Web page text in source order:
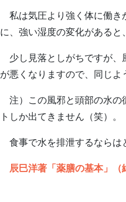
私は気圧より強く体に働き
に、強い湿度の変化があると
少し見落としがちですが、
が悪くなりますので、同じよ
注）この風邪と頭部の水の
トしか出てきません（笑）。
食事で水を排泄するならは
辰巳洋著「薬膳の基本」（